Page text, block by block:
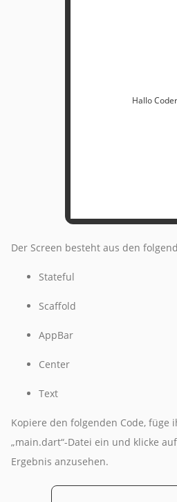
Hallo Coder
Der Screen besteht aus den
Stateful
Scaffold
AppBar
Center
Text
Kopiere den folgenden Code, füge
„main.dart“-Datei ein und klicke
Ergebnis anzusehen.